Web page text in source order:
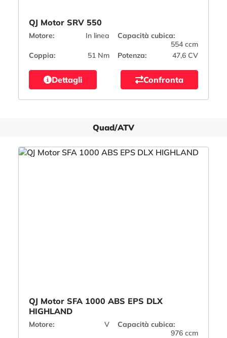
QJ Motor SRV 550
Motore: In linea
Capacità cubica:
554 ccm
Coppia:
51 Nm Potenza: 47,6 CV
Dettagli Confronta
Quad/ATV
QJ Motor SFA 1000 ABS EPS DLX
HIGHLAND
Motore: V
Capacità cubica:
976 ccm